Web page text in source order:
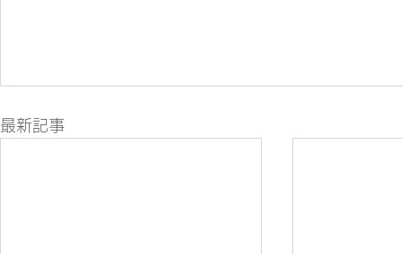
最新記事